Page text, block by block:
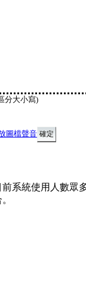
分大小寫)
圖檔聲音
系統使用人數眾